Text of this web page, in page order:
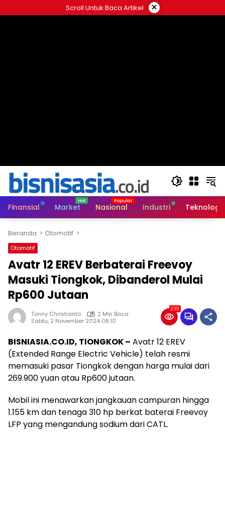
ke
Scroll Untuk Baca Artikel ×
Finansial Market Nasional Industri Teknologi
Beranda Otomotif
Otomotif
Avatr 12 EREV Berbaterai Freevoy
Masuki Tiongkok, Dibanderol Mulai
Rp600 Jutaan
Tonny Christianto
2 Min Baca
Sabtu, 2 November 2024 08:10
230
BISNIASIA.CO.ID, TIONGKOK – Avatr 12 EREV
(Extended Range Electric Vehicle) telah resmi
memasuki pasar Tiongkok dengan harga mulai dari
269.900 yuan atau Rp600 jutaan.
Mobil ini menawarkan jangkauan campuran hingga
1.155 km dan tenaga 310 hp berkat baterai Freevoy
LFP yang mengandung sodium dari CATL.